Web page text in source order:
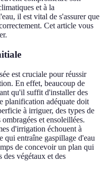
et à la
il est vital de s'assurer que
Cet article vous
est cruciale pour réussir
En effet, beaucoup de
qu'il suffit d'installer des
planification adéquate doit
à irriguer, des types de
et ensoleillées.
d'irrigation échouent à
qui entraîne gaspillage d'eau
de concevoir un plan qui
des végétaux et des